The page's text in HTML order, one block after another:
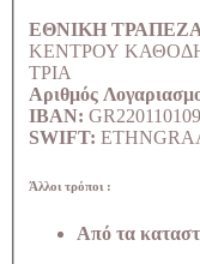
ΕΘΝΙΚΗ
ΚΕΝΤΡΟΥ
ΤΡΙΑ
Αριθμός
IBAN:
SWIFT:
Άλλοι τρόποι :
Από τα